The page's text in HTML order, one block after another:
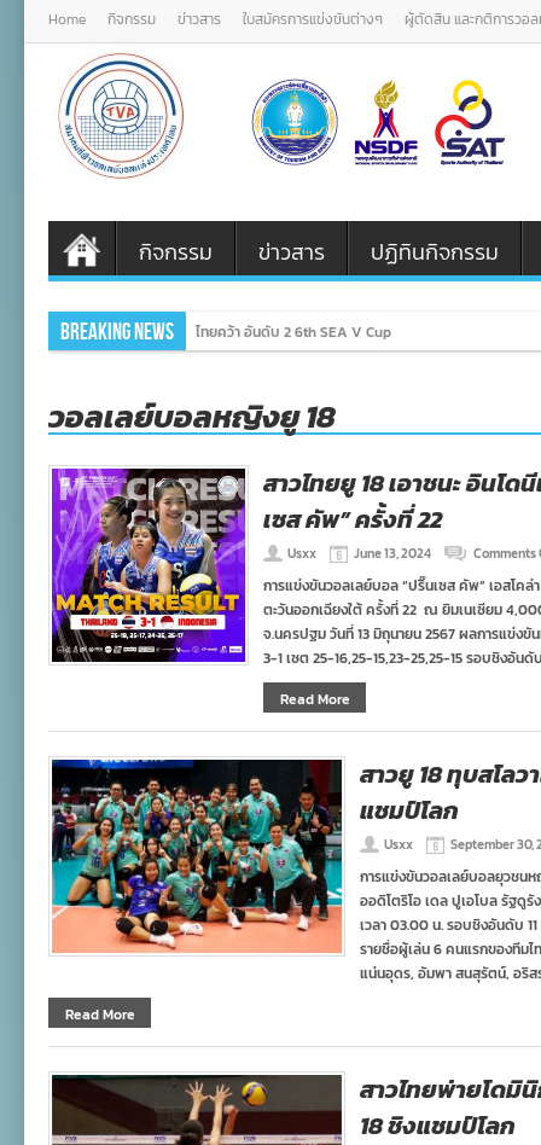
Home กิจกรรม ข่าวสาร ใบสมัครการแข่งขันต่างๆ ผู้ตัดสิน และกติการวอ
กิจกรรม ข่าวสาร ปฏิทินกิจกรรม
Breaking News ไทยคว้า อันดับ 2 6th SEA V Cup
วอลเลย์บอลหญิงยู 18
สาวไทยยู 18 เอาชนะ อินโ
เซส คัพ” ครั้งที่ 22
Usxx June 13, 2024 Comments
การแข่งขันวอลเลย์บอล “ปริ๊นเซส คัพ” เอสโคล่
ตะวันออกเฉียงใต้ ครั้งที่ 22 ณ ยิมเนเซียม
จ.นครปฐม วันที่ 13 มิถุนายน 2567 ผลการแข่งขั
3-1 เซต 25-16,25-15,23-25,25-15 รอบชิงอัน
Read More
สาวยู 18 ทุบสโลว
แชมป์โลก
Usxx September 30,
การแข่งขันวอลเลย์บอลยุวชน
ออดิโตริโอ เดล ปูเอโบล รัฐดูรั
เวลา 03.00 น. รอบชิงอันดับ
รายชื่อผู้เล่น 6 คนแรกของทีม
แน่นอุดร, อัมพา สนสุรัตน์, อริ
Read More
สาวไทยพ่ายโดมิ
18 ชิงแชมป์โลก